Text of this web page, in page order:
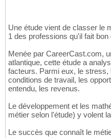
Une étude vient de classer le
1 des professions qu'il fait
Menée par CareerCast.com,
atlantique, cette étude a
facteurs. Parmi eux, le stress,
conditions de travail, les
entendu, les revenus.
Le développement et les
métier selon l'étude) y volent
Le succès que connaît le